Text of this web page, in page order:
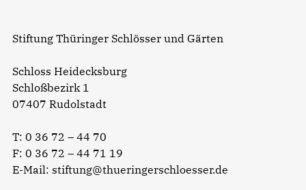
Stiftung Thüringer Schlösser und Gärten
Schloss Heidecksburg
Schloßbezirk 1
07407 Rudolstadt
T: 0 36 72 – 44 70
F: 0 36 72 – 44 71 19
E-Mail: stiftung@thueringerschloesser.de